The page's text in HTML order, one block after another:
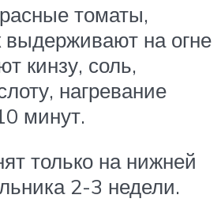
томаты,
выдерживают на огне
кинзу, соль,
нагревание
минут.
только на нижней
2-3 недели.